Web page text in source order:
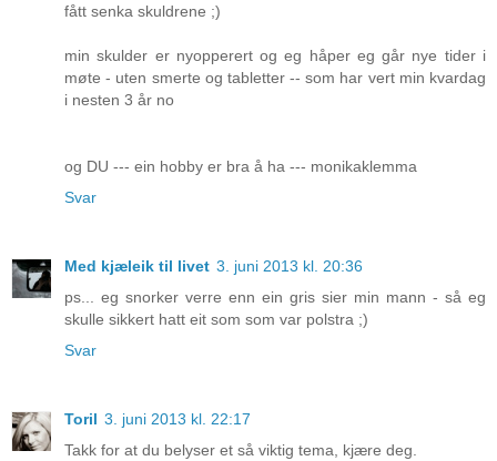
fått senka skuldrene ;)
min skulder er nyopperert og eg håper eg går nye tider i
møte - uten smerte og tabletter -- som har vert min kvardag
i nesten 3 år no
og DU --- ein hobby er bra å ha --- monikaklemma
Svar
Med kjæleik til livet 3. juni 2013 kl. 20:36
ps... eg snorker verre enn ein gris sier min mann - så eg
skulle sikkert hatt eit som som var polstra ;)
Svar
Toril 3. juni 2013 kl. 22:17
Takk for at du belyser et så viktig tema, kjære deg.